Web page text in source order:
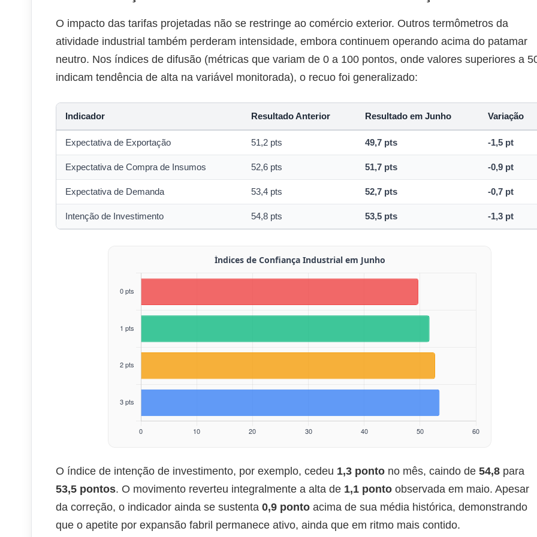
O impacto das tarifas projetadas não se restringe ao comércio exterior. Outros termômetros da
atividade industrial também perderam intensidade, embora continuem operando acima do patamar
neutro. Nos índices de difusão (métricas que variam de 0 a 100 pontos, onde valores superiores a
indicam tendência de alta na variável monitorada), o recuo foi generalizado:
Indicador Resultado Anterior Resultado em Junho Variação
Expectativa de Exportação 51,2 pts 49,7 pts -1,5 pt
Expectativa de Compra de Insumos 52,6 pts 51,7 pts -0,9 pt
Expectativa de Demanda 53,4 pts 52,7 pts -0,7 pt
Intenção de Investimento 54,8 pts 53,5 pts -1,3 pt
O índice de intenção de investimento, por exemplo, cedeu 1,3 ponto no mês, caindo de 54,8 para
53,5 pontos. O movimento reverteu integralmente a alta de 1,1 ponto observada em maio. Apesar
da correção, o indicador ainda se sustenta 0,9 ponto acima de sua média histórica, demonstrando
que o apetite por expansão fabril permanece ativo, ainda que em ritmo mais contido.